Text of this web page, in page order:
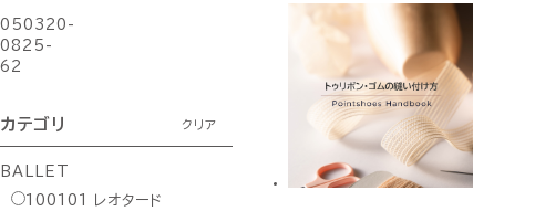
050320-
0825-
62
カテゴリ クリア
BALLET
100101
レオタード